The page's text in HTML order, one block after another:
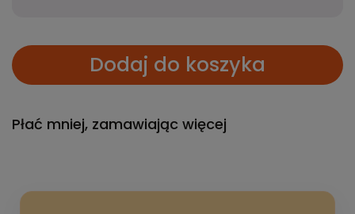
Dodaj do koszyka
Płać mniej, zamawiając więcej